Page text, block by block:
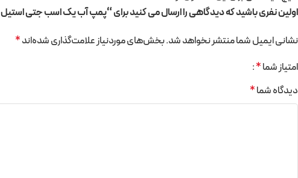
اولین نفری باشید که دیدگاهی را ارسال می کنید برای “پمپ آب یک اسب جتی استیل TPM100/01 برند CNB”
نشانی ایمیل شما منتشر نخواهد شد.بخش‌های موردنیاز علامت‌گذاری شده‌اند*
امتیاز شما*
دیدگاه شما*